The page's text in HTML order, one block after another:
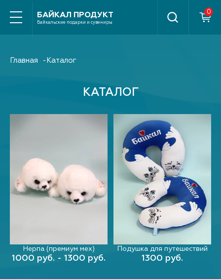
БАЙКАЛ ПРОДУКТ
Байкальские подарки и сувениры
Найти
КАТАЛОГ
Главная Каталог
ВЫБЕРИТЕ ПАРАМЕТРЫ
Нерпа (премиум мех)
1000 руб. - 1300 руб. В КОРЗИНУ
Подушка для путешествий
1300 руб.